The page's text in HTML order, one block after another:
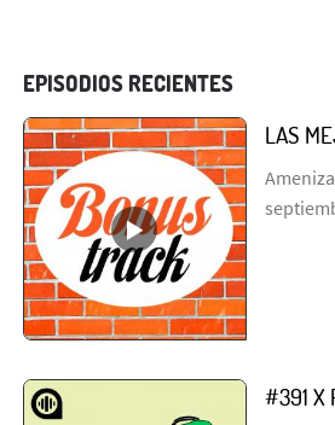
EPISODIOS RECIENTES
LAS
#391 X